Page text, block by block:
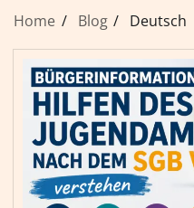
Home Blog Deutsch